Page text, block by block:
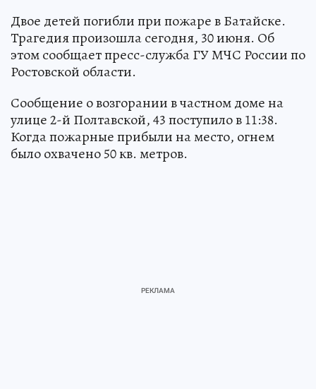
Двое детей погибли при пожаре в Батайске.
Трагедия произошла сегодня, 30 июня. Об
этом сообщает пресс-служба ГУ МЧС России по
Ростовской области.
Сообщение о возгорании в частном доме на
улице 2-й Полтавской, 43 поступило в 11:38.
Когда пожарные прибыли на место, огнем
было охвачено 50 кв. метров.